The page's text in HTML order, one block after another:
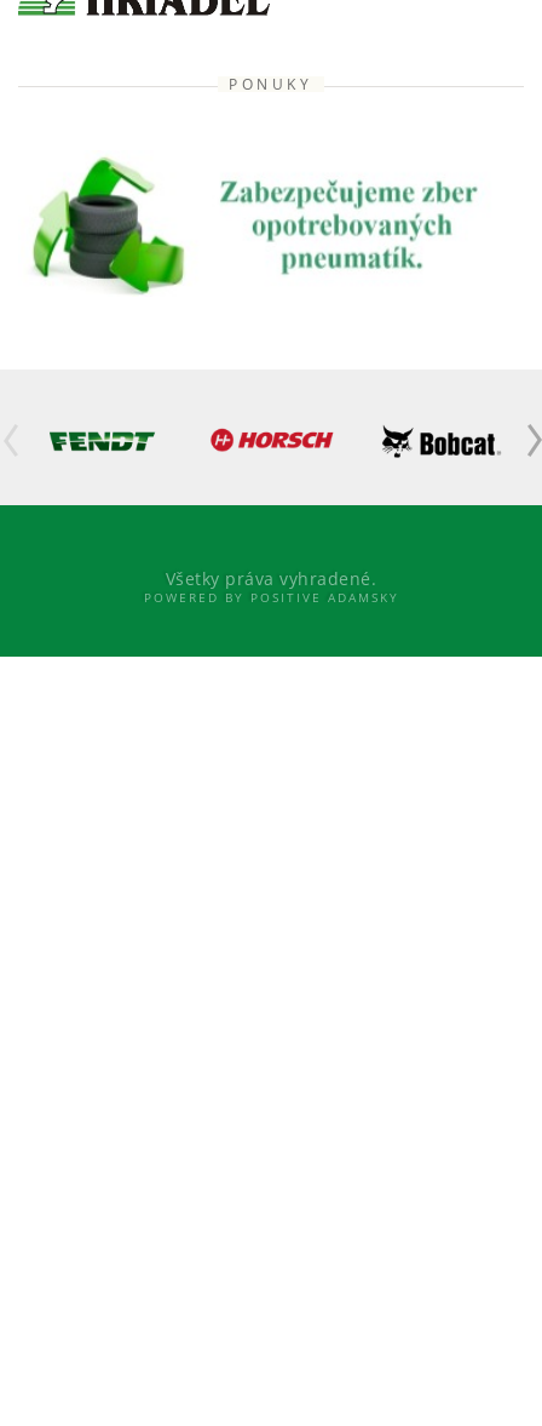
PONUKY
Všetky práva vyhradené.
POWERED BY POSITIVE ADAMSKY